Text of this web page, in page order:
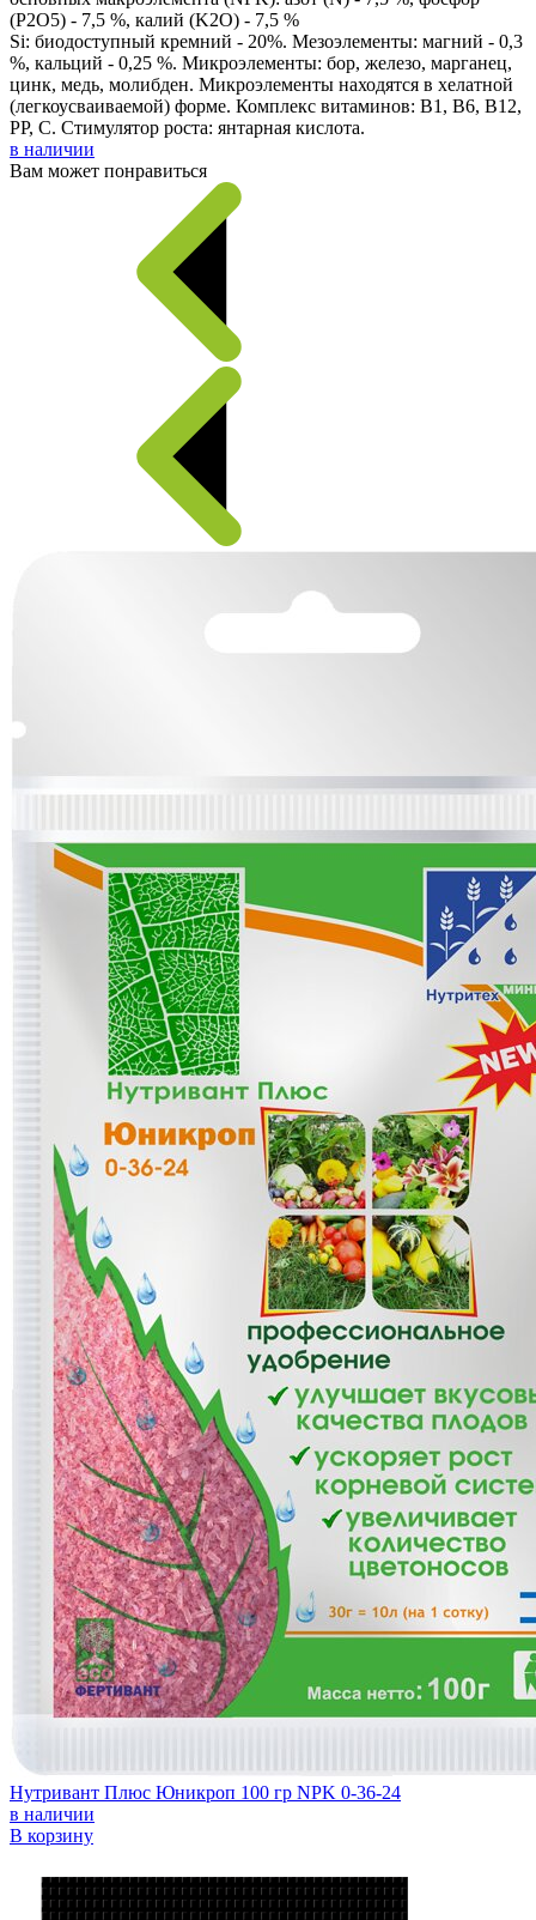
(P2O5) - 7,5 %, калий (K2O) - 7,5 %
Si: биодоступный кремний - 20%. Мезоэлементы: магний - 0,3
%, кальций - 0,25 %. Микроэлементы: бор, железо, марганец,
цинк, медь, молибден. Микроэлементы находятся в хелатной
(легкоусваиваемой) форме. Комплекс витаминов: B1, В6, В12,
PP, С. Стимулятор роста: янтарная кислота.
в наличии
Вам может понравиться
Нутривант Плюс Юникроп 100 гр NPK 0-36-24
в наличии
В корзину